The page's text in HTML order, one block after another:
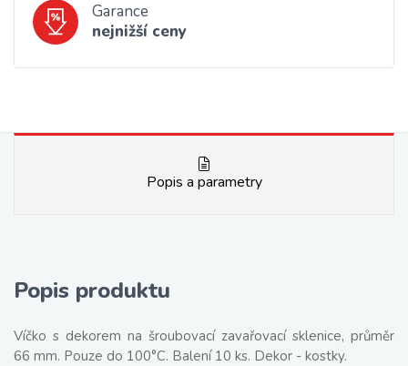
Garance
nejnižší ceny
Popis a parametry
Popis produktu
Víčko s dekorem na šroubovací zavařovací sklenice, průměr
66 mm. Pouze do 100°C. Balení 10 ks. Dekor - kostky.